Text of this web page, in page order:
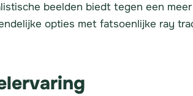
beelden biedt tegen een
opties met fatsoenlijke ray